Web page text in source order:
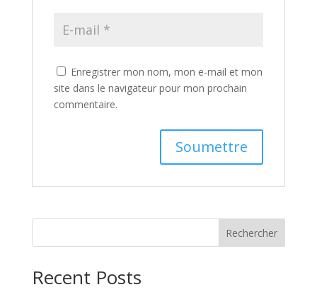
Enregistrer mon nom, mon e-mail et mon
site dans le navigateur pour mon prochain
commentaire.
Rechercher
Recent Posts